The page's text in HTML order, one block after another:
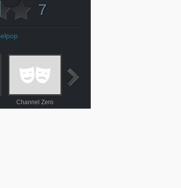
7
Channel Zero